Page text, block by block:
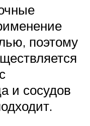
поэтому
и сосудов